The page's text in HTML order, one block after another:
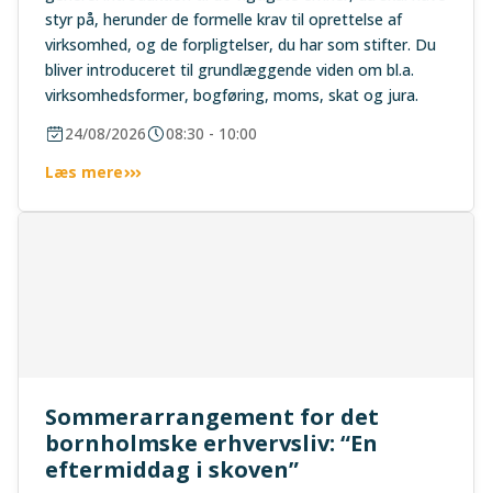
styr på, herunder de formelle krav til oprettelse af
virksomhed, og de forpligtelser, du har som stifter. Du
bliver introduceret til grundlæggende viden om bl.a.
virksomhedsformer, bogføring, moms, skat og jura.
24/08/2026
08:30 - 10:00
Læs mere
Sommerarrangement for det
bornholmske erhvervsliv: “En
eftermiddag i skoven”